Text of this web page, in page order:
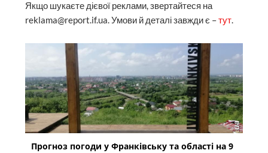
Якщо шукаєте дієвої реклами, звертайтеся на
reklama@report.if.ua. Умови й деталі завжди є –тут.
Прогноз погоди у Франківську та області на 9